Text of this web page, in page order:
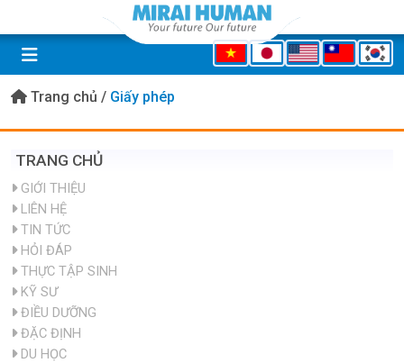
Trang chủ / Giấy phép
TRANG CHỦ
GIỚI THIỆU
LIÊN HỆ
TIN TỨC
HỎI ĐÁP
THỰC TẬP SINH
KỸ SƯ
ĐIỀU DƯỠNG
ĐẶC ĐỊNH
DU HỌC